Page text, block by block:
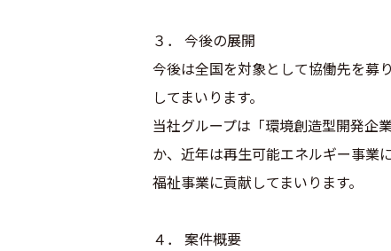
３． 今後の展開
今後は全国を対象として協働先を募
してまいります。
当社グループは「環境創造型開発企
か、近年は再生可能エネルギー事業
福祉事業に貢献してまいります。
４． 案件概要